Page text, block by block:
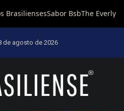
de agosto de 2026
que trabalha por Brasília